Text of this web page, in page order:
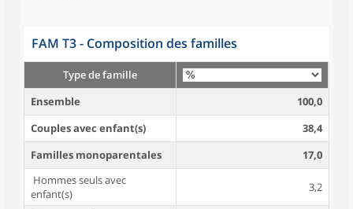
FAM T3 - Composition des familles
Type de famille
Ensemble
100,0
Couples avec enfant(s)
38,4
Familles monoparentales
17,0
Hommes seuls avec
enfant(s)
3,2